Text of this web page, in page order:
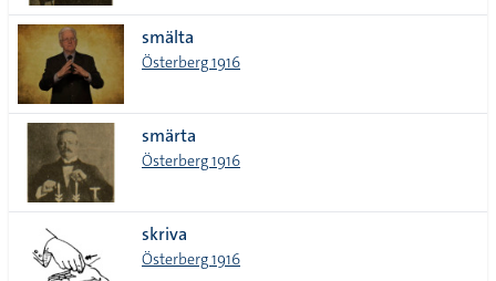
smälta
Österberg 1916
smärta
Österberg 1916
skriva
Österberg 1916